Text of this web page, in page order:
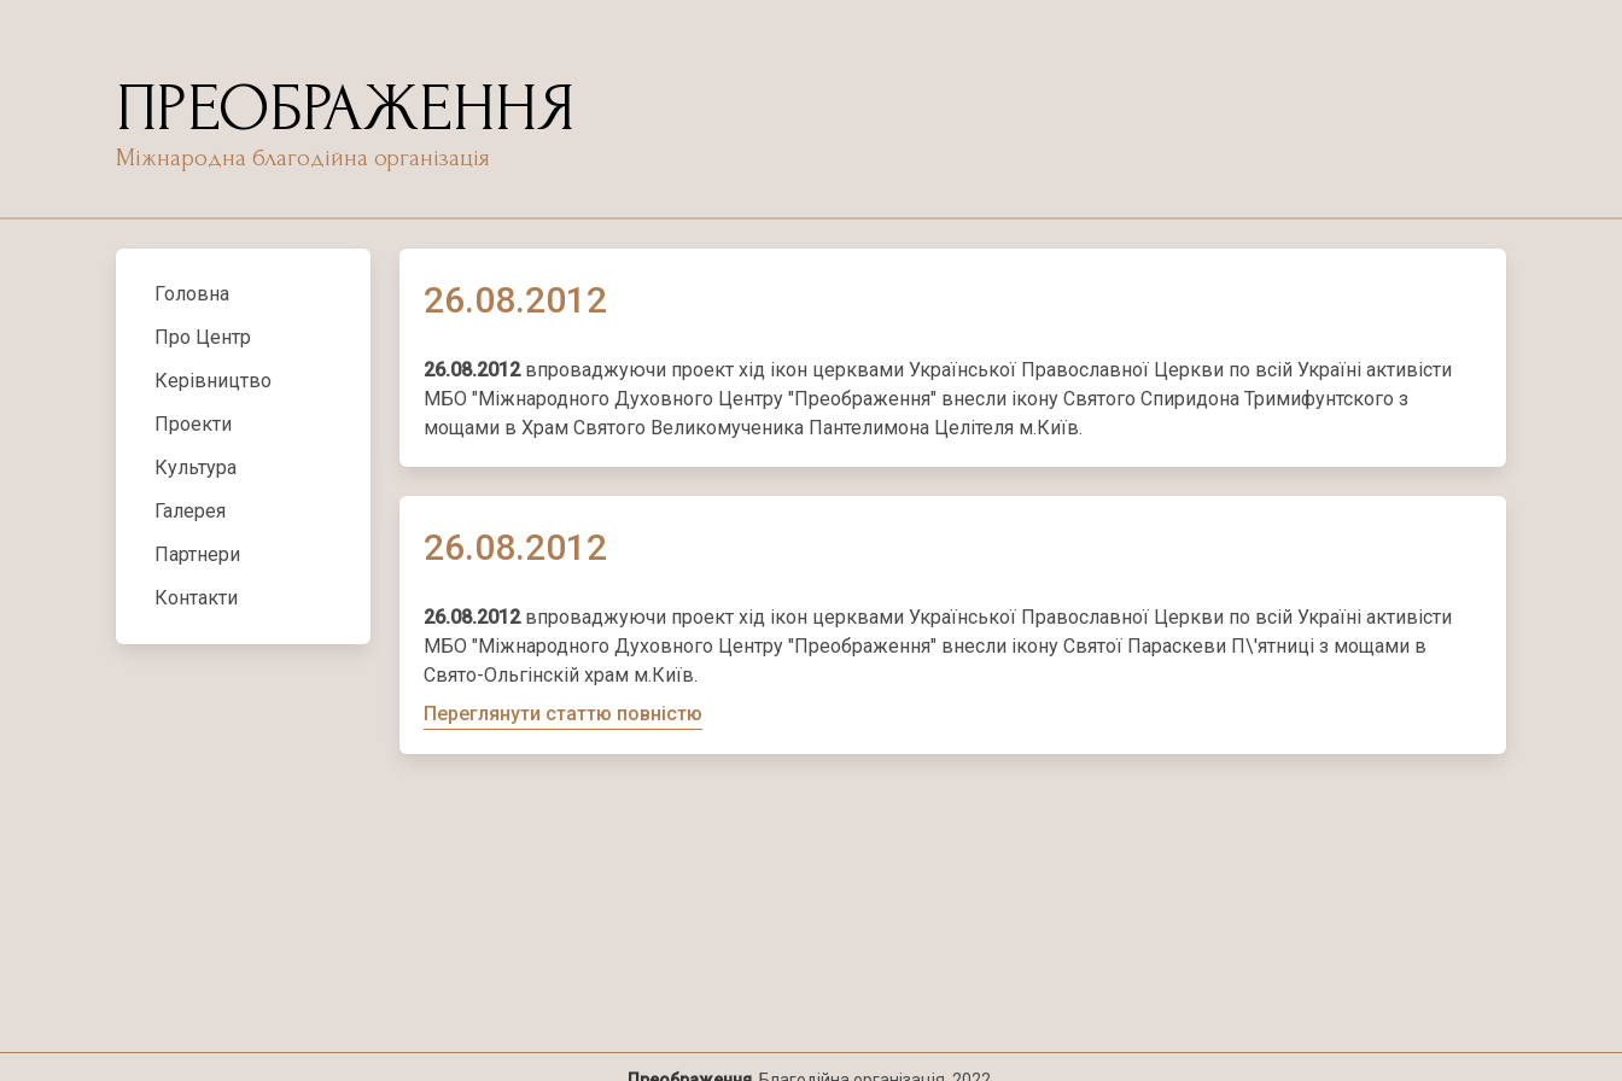
ПРЕОБРАЖЕННЯ
Міжнародна благодійна організація
Головна
Про Центр
Керівництво
Проекти
Культура
Галерея
Партнери
Контакти
26.08.2012
26.08.2012 впроваджуючи проект хід ікон церквами Української Православної Церкви по всій Україні активісти
МБО "Міжнародного Духовного Центру "Преображення" внесли ікону Святого Спиридона Тримифунтского з
мощами в Храм Святого Великомученика Пантелимона Целітеля м.Київ.
26.08.2012
26.08.2012впроваджуючи проект хід ікон церквами Української Православної Церкви по всій Україні активісти
МБО "Міжнародного Духовного Центру "Преображення" внесли ікону Святої Параскеви П\'ятниці з мощами в
Свято-Ольгінскій храм м.Київ.
Переглянути статтю повністю